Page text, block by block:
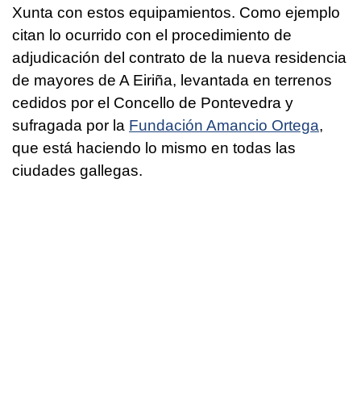
Xunta con estos equipamientos. Como ejemplo
citan lo ocurrido con el procedimiento de
adjudicación del contrato de la nueva residencia
de mayores de A Eiriña, levantada en terrenos
cedidos por el Concello de Pontevedra y
sufragada por la Fundación Amancio Ortega,
que está haciendo lo mismo en todas las
ciudades gallegas.